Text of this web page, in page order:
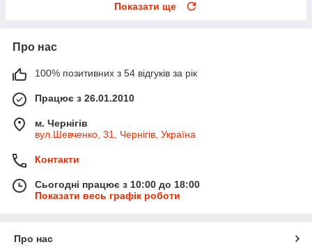
Показати ще
Про нас
100% позитивних з 54 відгуків за рік
Працює з 26.01.2010
м. Чернігів
вул.Шевченко, 31, Чернігів, Україна
Контакти
Сьогодні працює з 10:00 до 18:00
Показати весь графік роботи
Про нас